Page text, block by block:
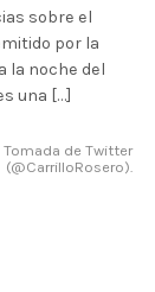
sobre el
por la
la noche del
una […]
de Twitter
(@CarrilloRosero).